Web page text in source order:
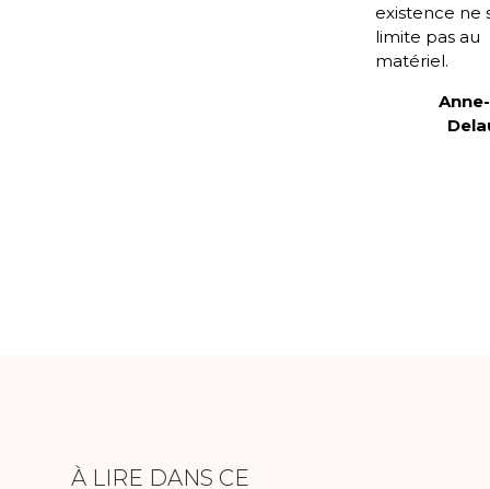
existence ne
limite pas au
matériel.
À LIRE DANS CE